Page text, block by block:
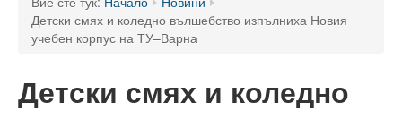
60 години Морски специалности в ТУ
Тържество по случай празника на университета
Детски смях и коледно вълшебство изпълниха Новия
учебен корпус на ТУ–Варна
Детски смях и коледно